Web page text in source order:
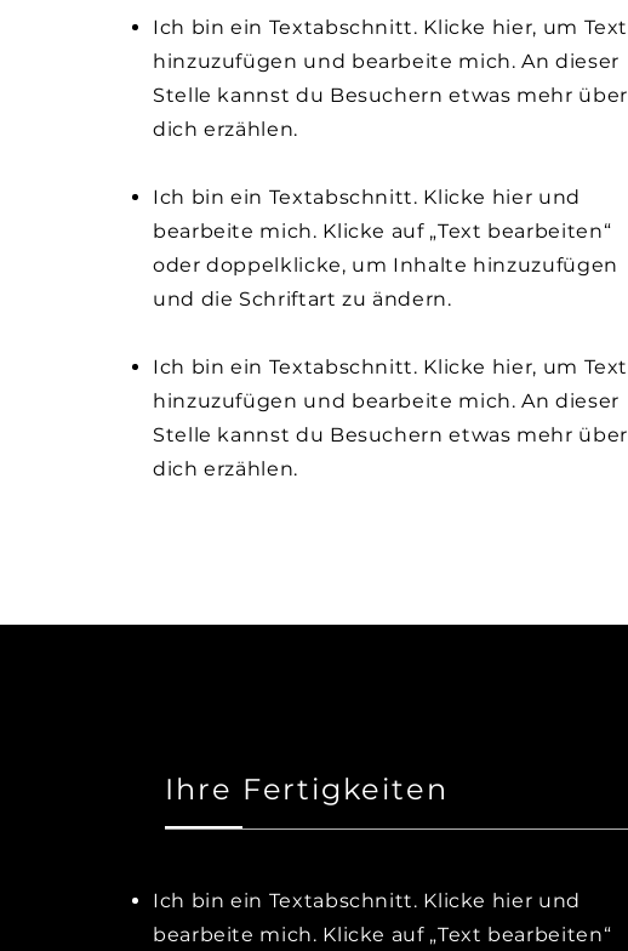
Ich bin ein Textabschnitt. Klicke hier, um Text
hinzuzufügen und bearbeite mich. An dieser
Stelle kannst du Besuchern etwas mehr über
dich erzählen.
Ich bin ein Textabschnitt. Klicke hier und
bearbeite mich. Klicke auf „Text bearbeiten“
oder doppelklicke, um Inhalte hinzuzufügen
und die Schriftart zu ändern.
Ich bin ein Textabschnitt. Klicke hier, um Text
hinzuzufügen und bearbeite mich. An dieser
Stelle kannst du Besuchern etwas mehr über
dich erzählen.
Ihre Fertigkeiten
Ich bin ein Textabschnitt. Klicke hier und
bearbeite mich. Klicke auf „Text bearbeiten“